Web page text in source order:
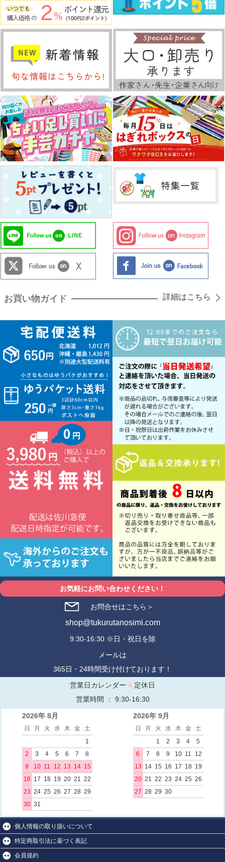
お買い物ガイド 詳細はこちら
お気軽にお問い合わせください！
お問合せはこちら＞
shop@tukurutanosimi.com
9:30-16:30 ※日・祝日を除
メールは
365日・24時間受け付けております！
営業日カレンダー ■ 定休日
営業時間 ： 9:30-16:30
2026年 8月
日 月 火 水 木 金
土
1
2
3 4 5 6 7
8
9
10 11 12 13 14 15
16 17 18 19 20 21 22
23 24 25 26 27 28 29
30 31
2026年 9月
日 月 火 水 木 金
土
1
2 3 4
5
6
7 8 9 10 11
12
13 14 15 16 17 18 19
20 21 22 23 24 25 26
27 28 29 30
個人情報の取り扱いについて
特定商取引法に基づく表記
会員規約